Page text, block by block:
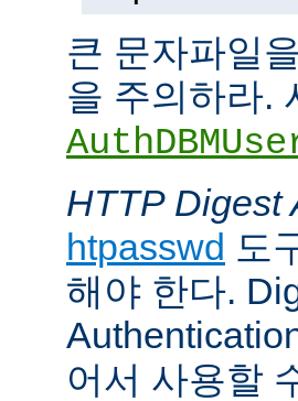
큰 문자파일
을 주의하라.
HTTP Digest
htpasswd 도
해야 한다.
어서 사용할